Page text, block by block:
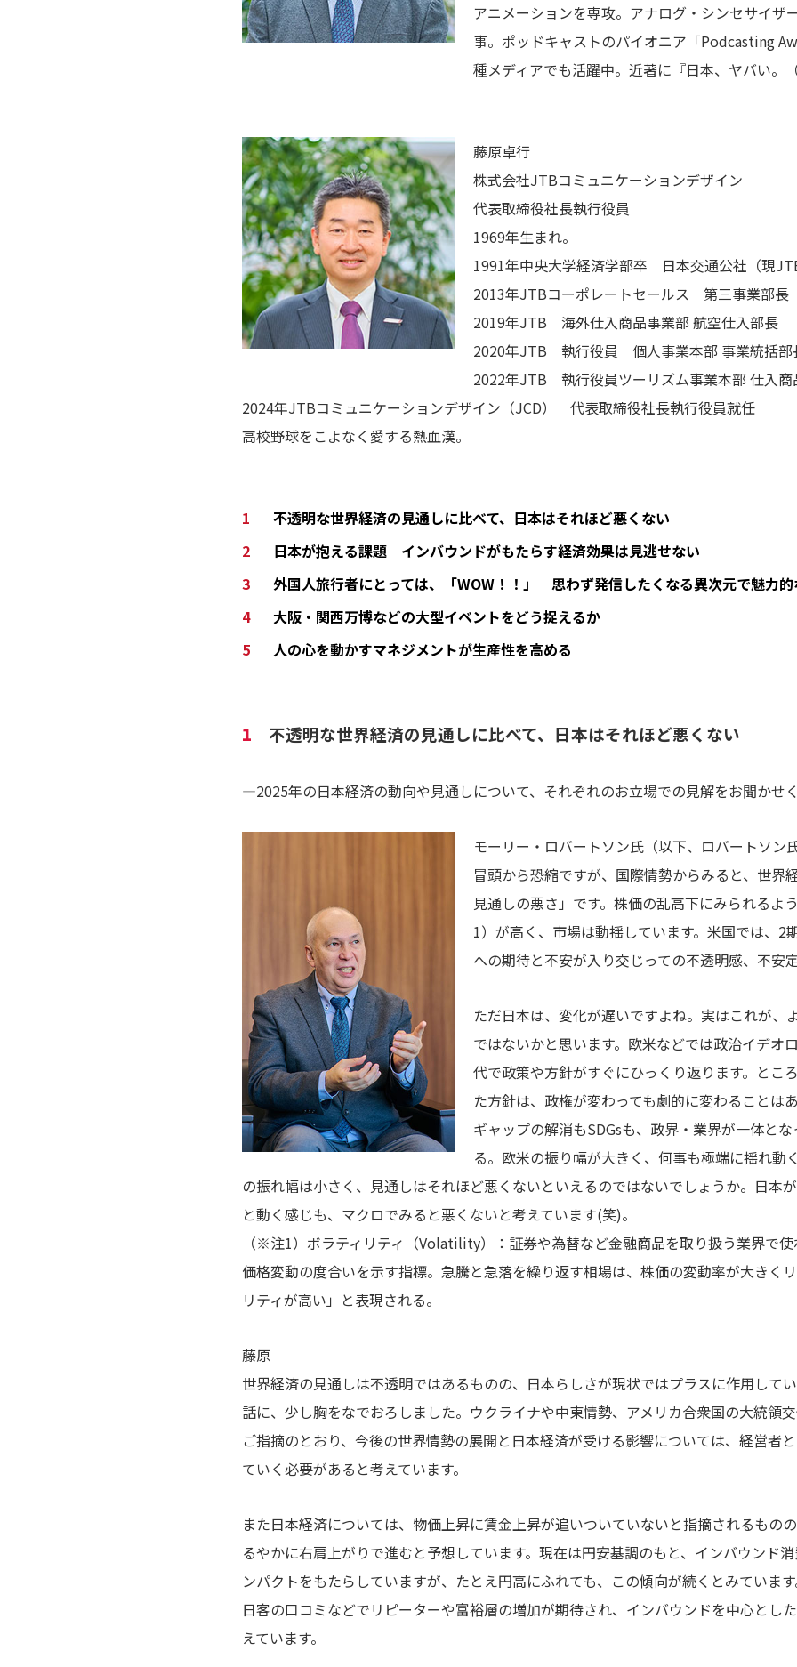
アニメーションを専攻。アナログ・シンセサイザ
事。ポッドキャストのパイオニア「Podcasting
種メディアでも活躍中。近著に『日本、ヤバい。
藤原卓行
株式会社JTBコミュニケーションデザイン
代表取締役社長執行役員
1969年生まれ。
1991年中央大学経済学部卒 日本交通公社（現
2013年JTBコーポレートセールス 第三事業部長
2019年JTB 海外仕入商品事業部 航空仕入部長
2020年JTB 執行役員 個人事業本部 事業統括部
2022年JTB 執行役員ツーリズム事業本部 仕入商
2024年JTBコミュニケーションデザイン（JCD） 代表取締役社長執行役員就任
高校野球をこよなく愛する熱血漢。
不透明な世界経済の見通しに比べて、日本はそれほど悪くない
日本が抱える課題 インバウンドがもたらす経済効果は見逃せない
外国人旅行者にとっては、「WOW！！」 思わず発信したくなる異次元で魅力
大阪・関西万博などの大型イベントをどう捉えるか
人の心を動かすマネジメントが生産性を高める
1 不透明な世界経済の見通しに比べて、日本はそれほど悪くない
―2025年の日本経済の動向や見通しについて、それぞれのお立場での見解をお聞かせ
モーリー・ロバートソン氏（以下、ロバートソン氏
冒頭から恐縮ですが、国際情勢からみると、世界
見通しの悪さ」です。株価の乱高下にみられるよ
1）が高く、市場は動揺しています。米国では、2
への期待と不安が入り交じっての不透明感、不安
ただ日本は、変化が遅いですよね。実はこれが、
ではないかと思います。欧米などでは政治イデオ
代で政策や方針がすぐにひっくり返ります。とこ
た方針は、政権が変わっても劇的に変わることは
ギャップの解消もSDGsも、政界・業界が一体と
る。欧米の振り幅が大きく、何事も極端に揺れ動
の振れ幅は小さく、見通しはそれほど悪くないといえるのではないでしょうか。日本
と動く感じも、マクロでみると悪くないと考えています(笑)。
（※注1）ボラティリティ（Volatility）：証券や為替など金融商品を取り扱う業界で
価格変動の度合いを示す指標。急騰と急落を繰り返す相場は、株価の変動率が大きく
リティが高い」と表現される。
藤原
世界経済の見通しは不透明ではあるものの、日本らしさが現状ではプラスに作用して
話に、少し胸をなでおろしました。ウクライナや中東情勢、アメリカ合衆国の大統領
ご指摘のとおり、今後の世界情勢の展開と日本経済が受ける影響については、経営者
ていく必要があると考えています。
また日本経済については、物価上昇に賃金上昇が追いついていないと指摘されるもの
るやかに右肩上がりで進むと予想しています。現在は円安基調のもと、インバウンド
ンパクトをもたらしていますが、たとえ円高にふれても、この傾向が続くとみていま
日客の口コミなどでリピーターや富裕層の増加が期待され、インバウンドを中心とし
えています。